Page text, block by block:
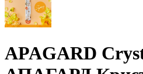
APAGARD